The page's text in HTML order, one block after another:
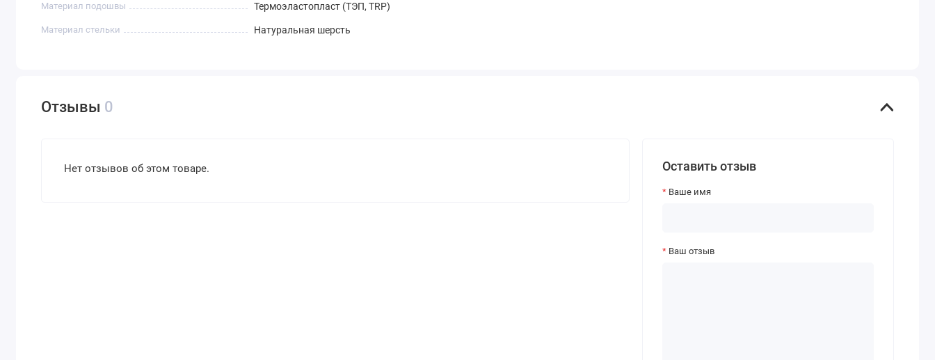
Материал подошвы Термоэластопласт (ТЭП, TRP)
Материал стельки Натуральная шерсть
Отзывы 0
Нет отзывов об этом товаре. Оставить отзыв
Ваше имя
Ваш отзыв